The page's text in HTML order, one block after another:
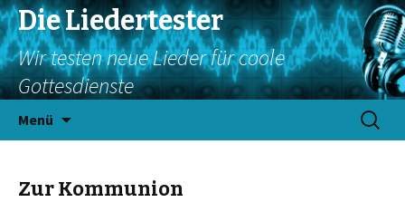
Die Liedertester
Wir testen neue Lieder für coole
Gottesdienste
Menü
Suchen
nach:
Zur Kommunion